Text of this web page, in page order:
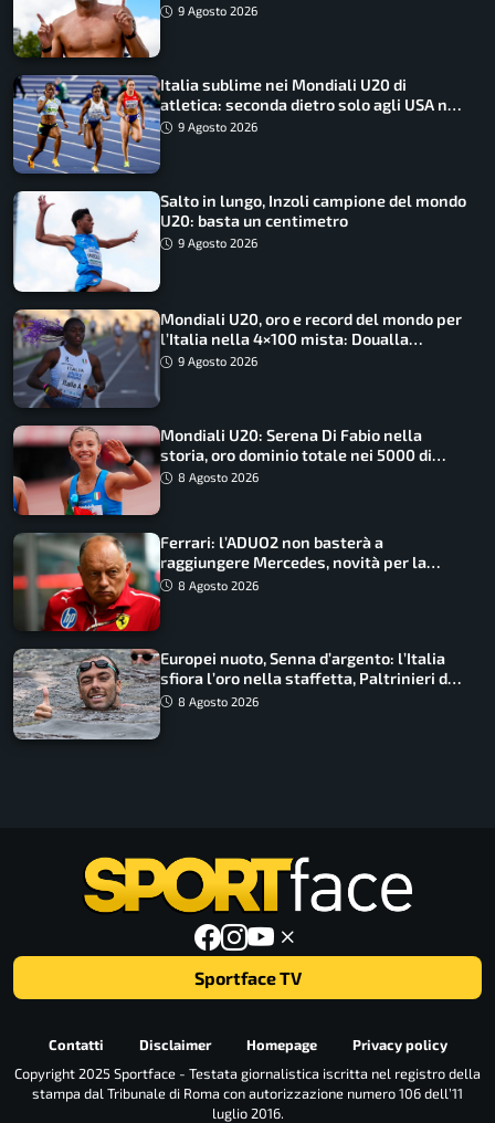
9 Agosto 2026
Italia sublime nei Mondiali U20 di
atletica: seconda dietro solo agli USA nel
medagliere
9 Agosto 2026
Salto in lungo, Inzoli campione del mondo
U20: basta un centimetro
9 Agosto 2026
Mondiali U20, oro e record del mondo per
l’Italia nella 4×100 mista: Doualla
straordinaria
9 Agosto 2026
Mondiali U20: Serena Di Fabio nella
storia, oro dominio totale nei 5000 di
marcia
8 Agosto 2026
Ferrari: l’ADUO2 non basterà a
raggiungere Mercedes, novità per la
Macarena
8 Agosto 2026
Europei nuoto, Senna d’argento: l’Italia
sfiora l’oro nella staffetta, Paltrinieri da
urlo, il bilancio azzurro
8 Agosto 2026
Sportface TV
Contatti Disclaimer Homepage
Privacy policy
Copyright 2025 Sportface - Testata giornalistica iscritta nel registro della
stampa dal Tribunale di Roma con autorizzazione numero 106 dell’11
luglio 2016.